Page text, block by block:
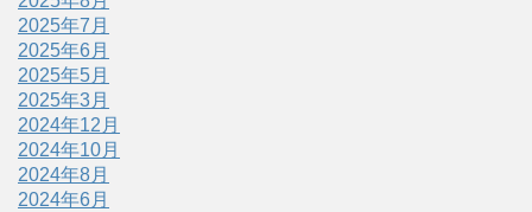
2025年7月
2025年6月
2025年5月
2025年3月
2024年12月
2024年10月
2024年8月
2024年6月